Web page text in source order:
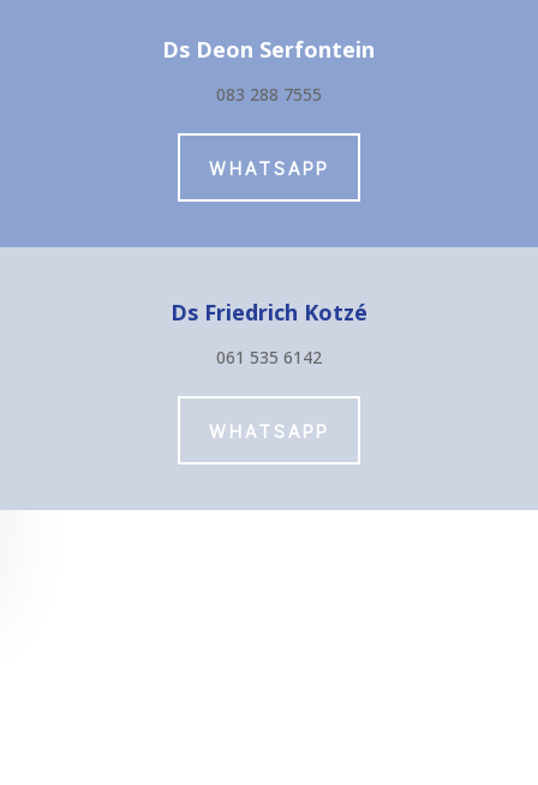
Ds Deon Serfontein
083 288 7555
WHATSAPP
Ds Friedrich Kotzé
061 535 6142
WHATSAPP